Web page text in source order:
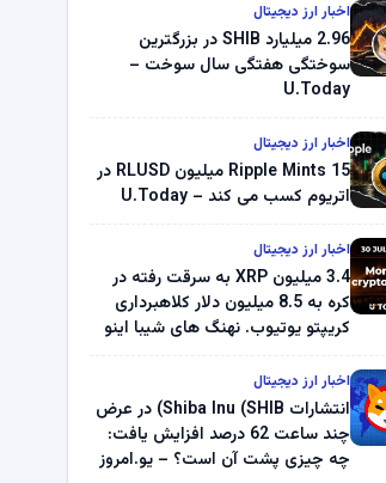
اخبار ارز دیجیتال
2.96 میلیارد SHIB در بزرگترین
سوختگی هفتگی سال سوخت –
U.Today
اخبار ارز دیجیتال
Ripple Mints 15 میلیون RLUSD در
اتریوم کسب می کند – U.Today
اخبار ارز دیجیتال
3.4 میلیون XRP به سرقت رفته در
کره به 8.5 میلیون دلار کلاهبرداری
کریپتو یوتیوب. نهنگ های شیبا اینو
میلیون دلار U-Turn در بیت کوین را
ثبت کرد – گزارش کریپتو صبح –
U.Today
اخبار ارز دیجیتال
انتشارات Shiba Inu (SHIB) در عرض
چند ساعت 62 درصد افزایش یافت:
چه چیزی پشت آن است؟ – یو.امروز